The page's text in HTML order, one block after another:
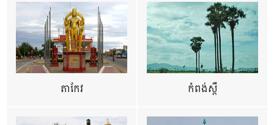
តាកែវ កំពង់ស្ពឺ